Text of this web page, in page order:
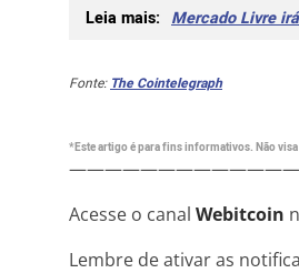
Leia mais: Mercado Livre
Fonte: The Cointelegraph
*Este artigo é para fins informativos. Não
Acesse o canal Webitcoin
Lembre de ativar as